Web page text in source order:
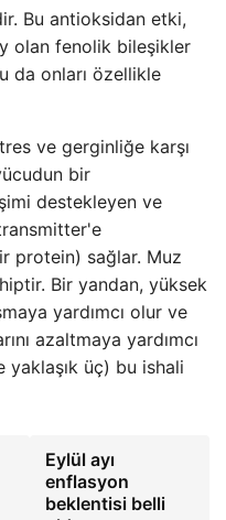
Bu antioksidan etki,
olan fenolik bileşikler
da onları özellikle
ve gerginliğe karşı
bir
destekleyen ve
protein) sağlar. Muz
Bir yandan, yüksek
yardımcı olur ve
azaltmaya yardımcı
üç) bu ishali
Eylül ayı
enflasyon
beklentisi belli